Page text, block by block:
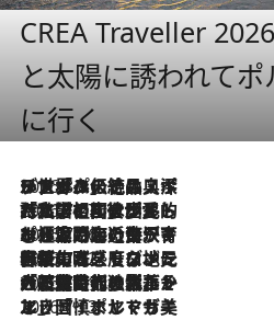
CREA Traveller
と太陽に誘われて
に行く
2026.8.8
リスボンの絶品スイーツ「パステル・デ・ナタ」とは？ポルトガル伝統の奥深い世界へ
2026.7.27
「私の祖国はポルトガル語です」国民的詩人フェルナンド・ペソアと、彼が愛した文学の街を歩く
2026.7.26
ポルトガル近海が育む極上の海の幸。キリリと冷えた白ワインと愉しむ、シーフード専門店の贅沢
2026.7.22
伝統の味をモダンに昇華。高感度な地元客が集う、リスボンの最旬ガストロノミー
2026.7.21
大航海時代の栄華から、震災、独裁、そして革命へ。ポルトガル・首都リスボンの石畳に刻まれた「歴史の光と影」
2026.7.13
エッセイ・ヤマザキマリ「慎ましくも美しき国 ポルトガル」